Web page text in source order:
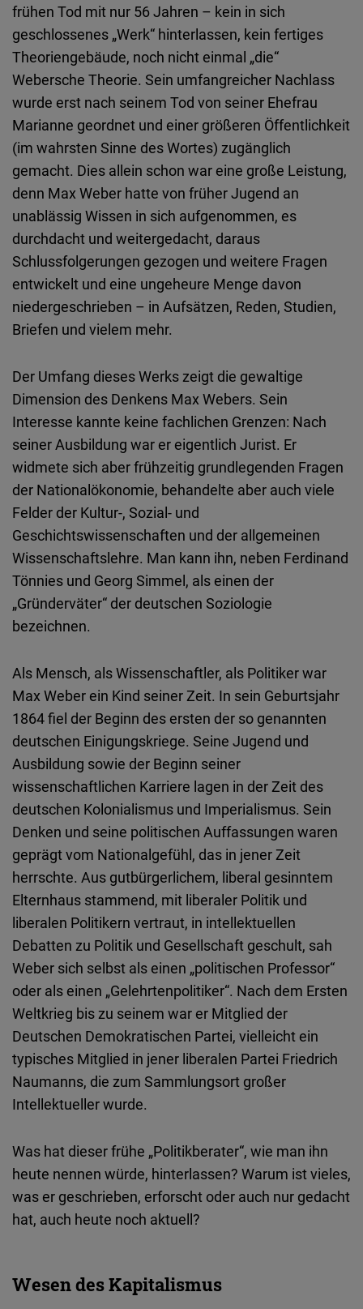
frühen Tod mit nur 56 Jahren – kein in sich
geschlossenes „Werk“ hinterlassen, kein fertiges
Theoriengebäude, noch nicht einmal „die“
Webersche Theorie. Sein umfangreicher Nachlass
wurde erst nach seinem Tod von seiner Ehefrau
Marianne geordnet und einer größeren Öffentlichkeit
(im wahrsten Sinne des Wortes) zugänglich
gemacht. Dies allein schon war eine große Leistung,
denn Max Weber hatte von früher Jugend an
unablässig Wissen in sich aufgenommen, es
durchdacht und weitergedacht, daraus
Schlussfolgerungen gezogen und weitere Fragen
entwickelt und eine ungeheure Menge davon
niedergeschrieben – in Aufsätzen, Reden, Studien,
Briefen und vielem mehr.
Der Umfang dieses Werks zeigt die gewaltige
Dimension des Denkens Max Webers. Sein
Interesse kannte keine fachlichen Grenzen: Nach
seiner Ausbildung war er eigentlich Jurist. Er
widmete sich aber frühzeitig grundlegenden Fragen
der Nationalökonomie, behandelte aber auch viele
Felder der Kultur-, Sozial- und
Geschichtswissenschaften und der allgemeinen
Wissenschaftslehre. Man kann ihn, neben Ferdinand
Tönnies und Georg Simmel, als einen der
„Gründerväter“ der deutschen Soziologie
bezeichnen.
Als Mensch, als Wissenschaftler, als Politiker war
Max Weber ein Kind seiner Zeit. In sein Geburtsjahr
1864 fiel der Beginn des ersten der so genannten
deutschen Einigungskriege. Seine Jugend und
Ausbildung sowie der Beginn seiner
wissenschaftlichen Karriere lagen in der Zeit des
deutschen Kolonialismus und Imperialismus. Sein
Denken und seine politischen Auffassungen waren
geprägt vom Nationalgefühl, das in jener Zeit
herrschte. Aus gutbürgerlichem, liberal gesinntem
Elternhaus stammend, mit liberaler Politik und
liberalen Politikern vertraut, in intellektuellen
Debatten zu Politik und Gesellschaft geschult, sah
Weber sich selbst als einen „politischen Professor“
oder als einen „Gelehrtenpolitiker“. Nach dem Ersten
Weltkrieg bis zu seinem war er Mitglied der
Deutschen Demokratischen Partei, vielleicht ein
typisches Mitglied in jener liberalen Partei Friedrich
Naumanns, die zum Sammlungsort großer
Intellektueller wurde.
Was hat dieser frühe „Politikberater“, wie man ihn
heute nennen würde, hinterlassen? Warum ist vieles,
was er geschrieben, erforscht oder auch nur gedacht
hat, auch heute noch aktuell?
Wesen des Kapitalismus
Newsletter2go
Embed
Podigee
D.Vinci
Embed
Typeform
Embed